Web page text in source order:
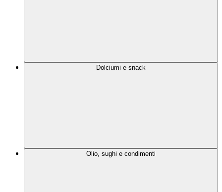
Dolciumi e snack
Olio, sughi e condimenti